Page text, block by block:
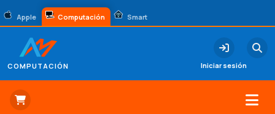
Apple Computación Smart
COMPUTACIÓN Iniciar sesión